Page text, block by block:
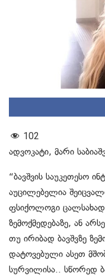
102
ადვოკატი, მარი
“ბავშვის საუკეთესო
აუცილებელია
ფსიქოლოგი ცალსახად
ზემოქმედებაზე, ან
თუ ირიბად ბავშვზე
დატოვებული ასეთ
სურვილისა.. სწორედ